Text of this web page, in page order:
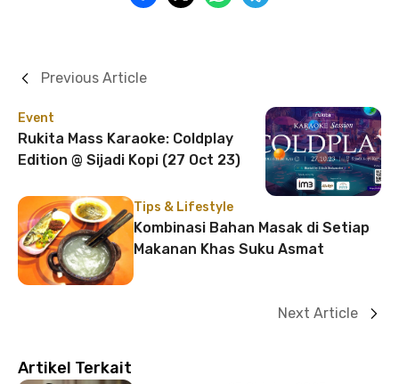
Event
Rukita Mass Karaoke: Coldplay
Edition @ Sijadi Kopi (27 Oct 23)
Previous Article
Tips & Lifestyle
Kombinasi Bahan Masak di Setiap
Makanan Khas Suku Asmat
Next Article
Artikel Terkait